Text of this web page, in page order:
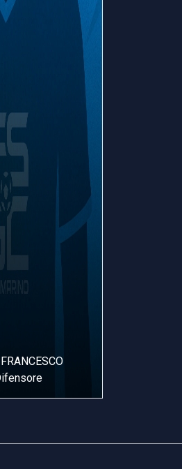
VARRELLA GABRIELE
5 Difensore